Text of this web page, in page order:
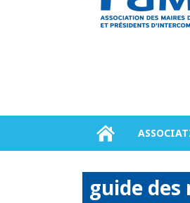
guide des